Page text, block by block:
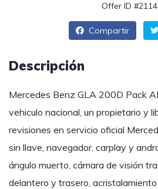
Offer ID
Compartir
Descripción
Mercedes Benz GLA 200D Pack
vehiculo nacional, un propietario y
revisiones en servicio oficial
sin llave, navegador, carplay y
ángulo muerto, cámara de visión
delantero y trasero,